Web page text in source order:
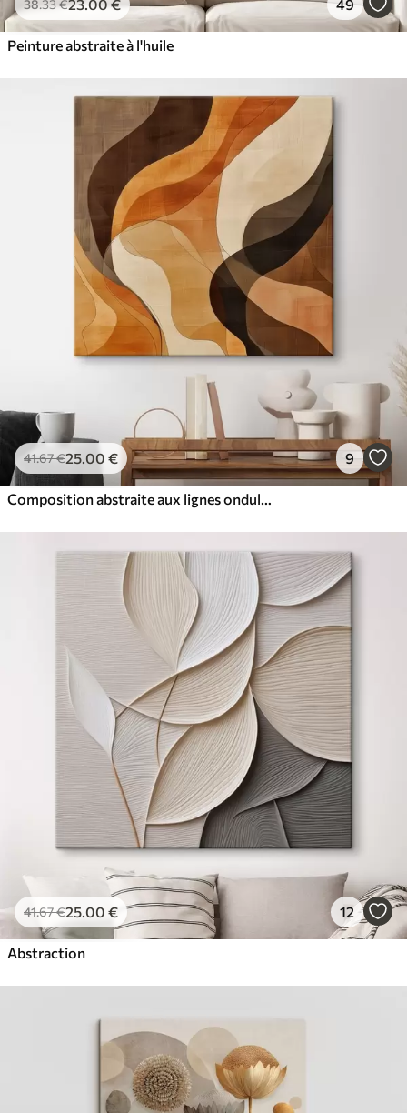
38.33€23.00€ 49
Peinture abstraite à l'huile
41.67€25.00 € 9
Composition abstraite aux lignes ondulées dynamiques, dans une palette de tons brun terre cuite
41.67€25.00 € 12
Abstraction